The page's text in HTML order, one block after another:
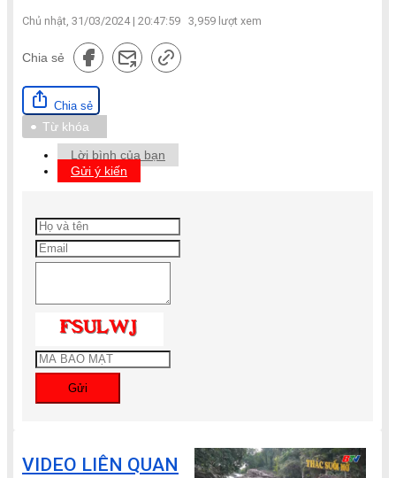
Chủ nhật, 31/03/2024 | 20:47:59 3,959 lượt xem
Chia sẻ
Chia sẻ
Từ khóa
Lời bình của bạn
Gửi ý kiến
Gửi
VIDEO LIÊN QUAN